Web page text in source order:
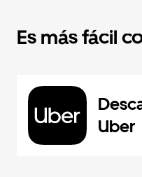
Es más fácil
Uber